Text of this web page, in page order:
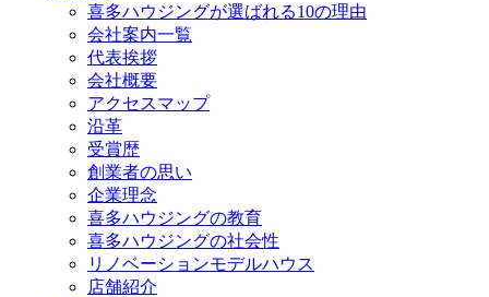
喜多ハウジングが選ばれる10の理由
会社案内一覧
代表挨拶
会社概要
アクセスマップ
沿革
受賞歴
創業者の思い
企業理念
喜多ハウジングの教育
喜多ハウジングの社会性
リノベーションモデルハウス
店舗紹介